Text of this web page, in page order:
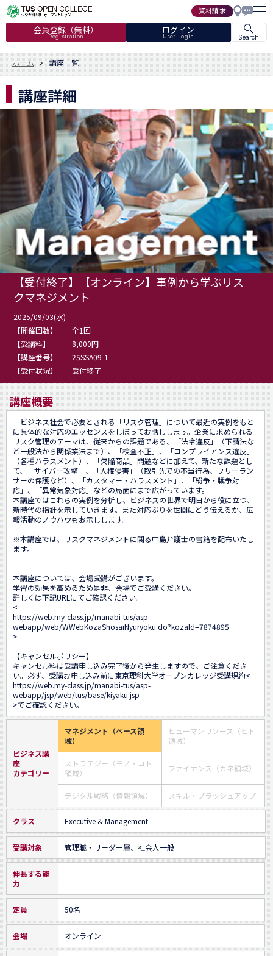
資料請求
会員登録（無料）
Registration
ログイン
User Login Search
ホーム 講座一覧
講座詳細
【受付終了】【オンライン】事例から学ぶリス
クマネジメント
2025/09/03(水)
【開催回数】
全1回
【受講料】
8,000円
【講座番号】
25SSA09-1
【受付状況】
受付終了
講座概要
ビジネス社会で必要とされる「リスク管理」について最近の実例をもと
に具体的な対応のエッセンスをしぼってお話しします。企業に求められる
リスク管理のテーマは、従来からの課題である、「法令違反」（下請法な
ど一般法から関係業法まで）、「検査不正」、「コンプライアンス違反」
（各種ハラスメント）、「欠陥商品」問題などに加えて、新たな課題とし
て、「サイバー攻撃」、「人権侵害」（取引先での不当行為、フリーラン
サーの保護など）、「カスタマー・ハラスメント」、「紛争・戦争対
応」、「異常気象対応」などの局面にまで広がっています。
本講座ではこれらの実例を分析し、ビジネスの世界で明日から役に立つ、
新時代の指針を示していきます。また対応ぶりを世間にどう伝えるか、広
報活動のノウハウもお示しします。
※本講座では、リスクマネジメントに関る中島弁護士の書籍を配布いたし
ます。
本講座については、会場受講がございます。
学習の効果を高めるため是非、会場でご受講ください。
詳しくは下記URLにてご確認ください。
<
https://web.my-class.jp/manabi-tus/asp-
webapp/web/WWebKozaShosaiNyuryoku.do?kozaId=7874895
>
【キャンセルポリシー】
キャンセル料は受講申し込み完了後から発生しますので、ご注意くださ
い。必ず、受講お申し込み前に東京理科大学オープンカレッジ受講規約<
https://web.my-class.jp/manabi-tus/asp-
webapp/jsp/web/tus/base/kiyaku.jsp
>でご確認ください。
ビジネス講
座
カテゴリー
マネジメント（ベース領
域）
ヒューマンリソース（ヒト
領域）
ストラテジー（モノ・コト
領域）
ファイナンス（カネ領域）
デジタル戦略（情報領域） スキル・ブラッシュアップ
クラス Executive & Management
受講対象 管理職・リーダー層、社会人一般
伸長する能
力
定員 50名
会場 オンライン